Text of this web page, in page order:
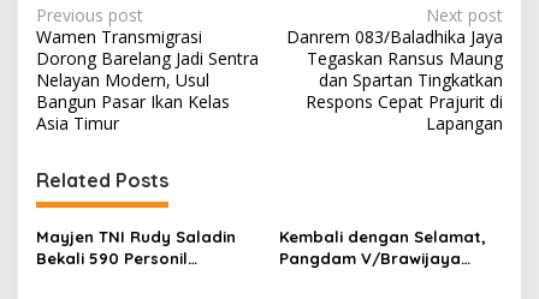
P
o
s
t
a
v
i
Previous post
Wamen Transmigrasi
Dorong Barelang Jadi Sentra
Nelayan Modern, Usul
Bangun Pasar Ikan Kelas
Asia Timur
Next post
Danrem 083/Baladhika Jaya
Tegaskan Ransus Maung
dan Spartan Tingkatkan
Respons Cepat Prajurit di
Lapangan
Related Posts
Mayjen TNI Rudy Saladin
Bekali 590 Personil
Kembali dengan Selamat,
Pangdam V/Brawijaya